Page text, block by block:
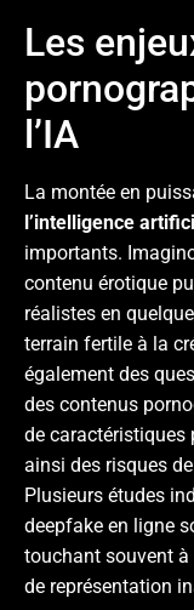
Les
l’IA
La montée en
l’intelligence
importants.
contenu érotique
réalistes en
terrain fertile à la
également des
des contenus
de caractéristiques
ainsi des risques
Plusieurs études
deepfake en ligne
touchant souvent
de représentation